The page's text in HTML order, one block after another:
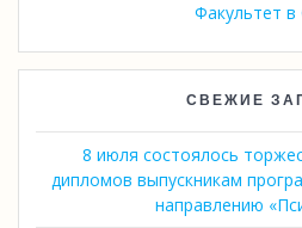
Факультет
СВЕЖИЕ
8 июля состоялось
дипломов выпускникам
направлению